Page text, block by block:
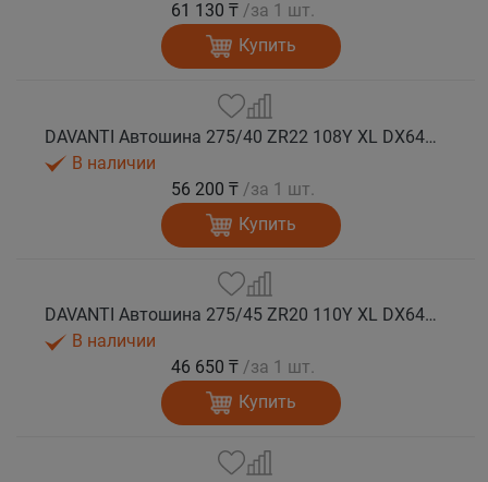
61 130 ₸ /за 1 шт.
Купить
DAVANTI Автошина 275/40 ZR22 108Y XL DX640 RPR лето
В наличии
56 200 ₸ /за 1 шт.
Купить
DAVANTI Автошина 275/45 ZR20 110Y XL DX640 RPR лето (Таиланд)
В наличии
46 650 ₸ /за 1 шт.
Купить